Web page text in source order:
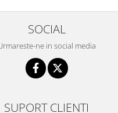
SOCIAL
ne in social media
SUPORT CLIENTI